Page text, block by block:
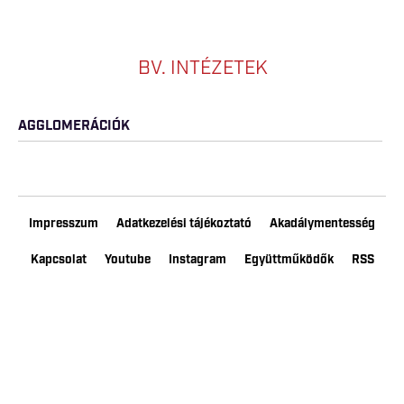
BV. INTÉZETEK
AGGLOMERÁCIÓK
Impresszum Adatkezelési tájékoztató Akadálymentesség
Kapcsolat Youtube Instagram Együttműködők RSS